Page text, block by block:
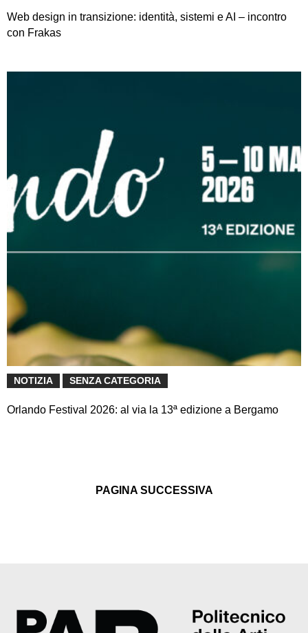
Web design in transizione: identità, sistemi e AI – incontro
con Frakas
NOTIZIA SENZA CATEGORIA
Orlando Festival 2026: al via la 13ª edizione a Bergamo
PAGINA SUCCESSIVA